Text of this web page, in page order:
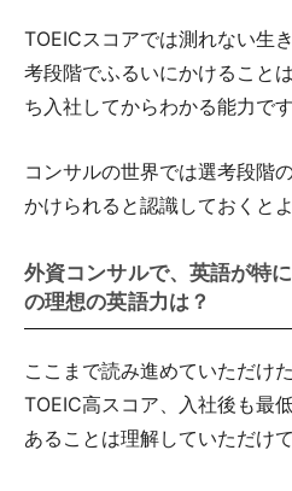
TOEICスコアでは測れない生
考段階でふるいにかけること
ち入社してからわかる能力です
コンサルの世界では選考段階
かけられると認識しておくと
外資コンサルで、英語が特
の理想の英語力は？
ここまで読み進めていただけ
TOEIC高スコア、入社後も最
あることは理解していただけ